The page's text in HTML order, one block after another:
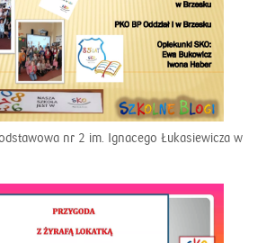
nr 2 im. Ignacego Łukasiewicza w